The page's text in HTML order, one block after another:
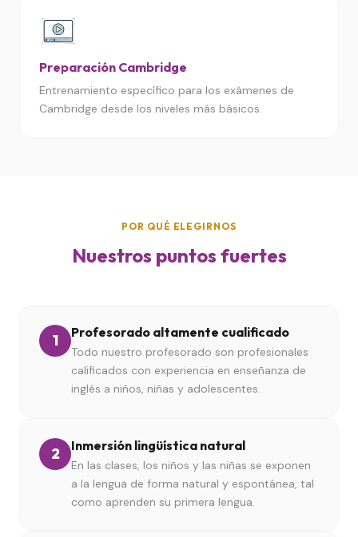
Preparación Cambridge
Entrenamiento específico para los exámenes de
Cambridge desde los niveles más básicos.
POR QUÉ ELEGIRNOS
Nuestros puntos fuertes
1 Profesorado altamente cualificado
Todo nuestro profesorado son profesionales
calificados con experiencia en enseñanza de
inglés a niños, niñas y adolescentes.
2 Inmersión lingüística natural
En las clases, los niños y las niñas se exponen
a la lengua de forma natural y espontánea, tal
como aprenden su primera lengua.